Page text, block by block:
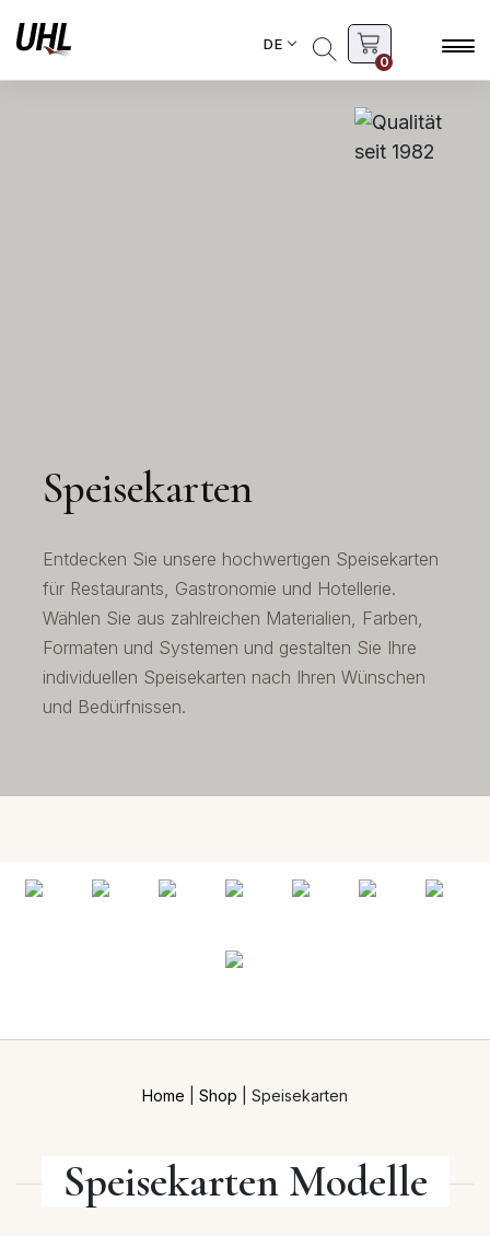
DE
0
Speisekarten
Entdecken Sie unsere hochwertigen Speisekarten
für Restaurants, Gastronomie und Hotellerie.
Wählen Sie aus zahlreichen Materialien, Farben,
Formaten und Systemen und gestalten Sie Ihre
individuellen Speisekarten nach Ihren Wünschen
und Bedürfnissen.
Home Shop Speisekarten
Speisekarten Modelle